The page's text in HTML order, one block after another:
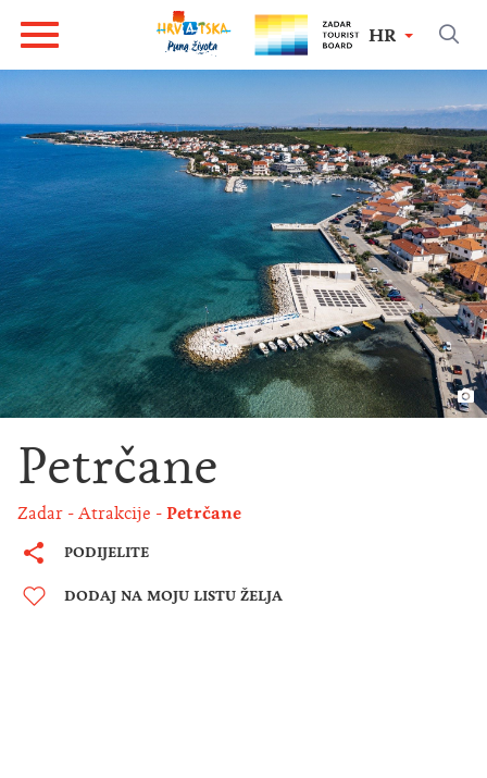
HR
Petrčane
Zadar Atrakcije Petrčane
PODIJELITE
DODAJ NA MOJU LISTU ŽELJA